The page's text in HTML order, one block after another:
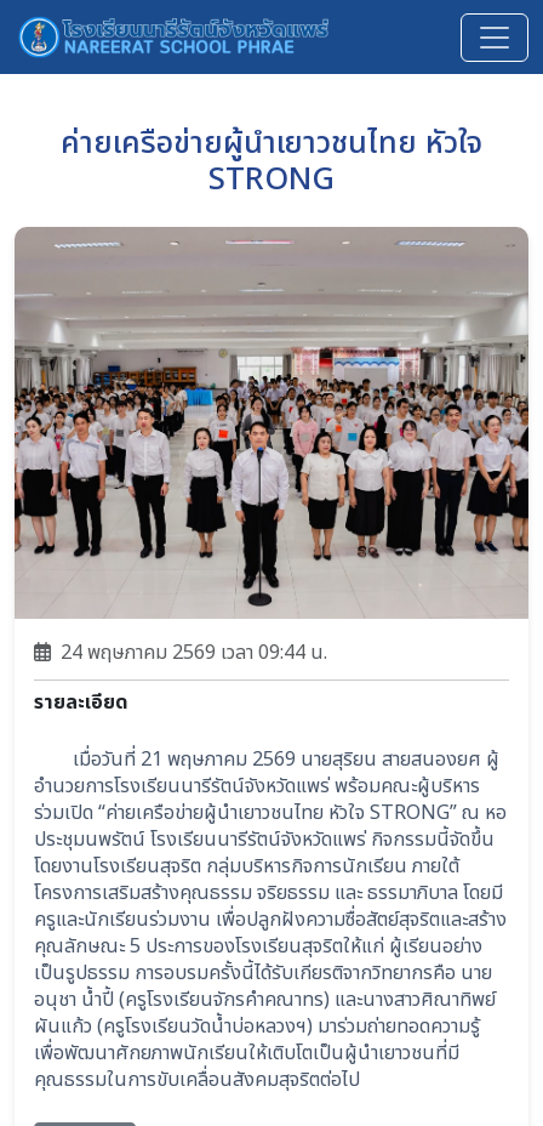
ค่ายเครือข่ายผู้นำเยาวชนไทย หัวใจ
STRONG
24 พฤษภาคม 2569 เวลา 09:44 น.
รายละเอียด
เมื่อวันที่ 21 พฤษภาคม 2569 นายสุริยน สายสนองยศ ผู้
อำนวยการโรงเรียนนารีรัตน์จังหวัดแพร่ พร้อมคณะผู้บริหาร
ร่วมเปิด “ค่ายเครือข่ายผู้นำเยาวชนไทย หัวใจ STRONG” ณ หอ
ประชุมนพรัตน์ โรงเรียนนารีรัตน์จังหวัดแพร่ กิจกรรมนี้จัดขึ้น
โดยงานโรงเรียนสุจริต กลุ่มบริหารกิจการนักเรียน ภายใต้
โครงการเสริมสร้างคุณธรรม จริยธรรม และ ธรรมาภิบาล โดยมี
ครูและนักเรียนร่วมงาน เพื่อปลูกฝังความซื่อสัตย์สุจริตและสร้าง
คุณลักษณะ 5 ประการของโรงเรียนสุจริตให้แก่ ผู้เรียนอย่าง
เป็นรูปธรรม การอบรมครั้งนี้ได้รับเกียรติจากวิทยากรคือ นาย
อนุชา น้ำปี้ (ครูโรงเรียนจักรคำคณาทร) และนางสาวศิณาทิพย์
ผันแก้ว (ครูโรงเรียนวัดน้ำบ่อหลวงฯ) มาร่วมถ่ายทอดความรู้
เพื่อพัฒนาศักยภาพนักเรียนให้เติบโตเป็นผู้นำเยาวชนที่มี
คุณธรรมในการขับเคลื่อนสังคมสุจริตต่อไป